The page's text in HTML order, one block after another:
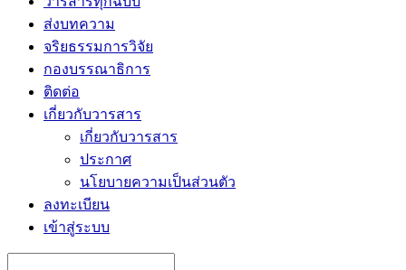
ส่งบทความ
จริยธรรมการวิจัย
กองบรรณาธิการ
ติดต่อ
เกี่ยวกับวารสาร
เกี่ยวกับวารสาร
ประกาศ
นโยบายความเป็นส่วนตัว
ลงทะเบียน
เข้าสู่ระบบ